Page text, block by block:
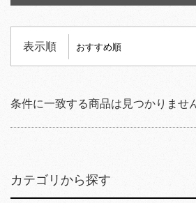
表示順
条件に一致する商品は見つかりませ
カテゴリから探す